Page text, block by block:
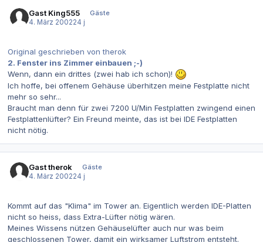
Gast King555
Gäste
4. März 200224 j
Original geschrieben von therok
2. Fenster ins Zimmer einbauen ;-)
Wenn, dann ein drittes (zwei hab ich schon)!
Ich hoffe, bei offenem Gehäuse überhitzen meine Festplatte nicht
mehr so sehr...
Braucht man denn für zwei 7200 U/Min Festplatten zwingend einen
Festplattenlüfter? Ein Freund meinte, das ist bei IDE Festplatten
nicht nötig.
Gast therok
Gäste
4. März 200224 j
Kommt auf das "Klima" im Tower an. Eigentlich werden IDE-Platten
nicht so heiss, dass Extra-Lüfter nötig wären.
Meines Wissens nützen Gehäuselüfter auch nur was beim
geschlossenen Tower, damit ein wirksamer Luftstrom entsteht.